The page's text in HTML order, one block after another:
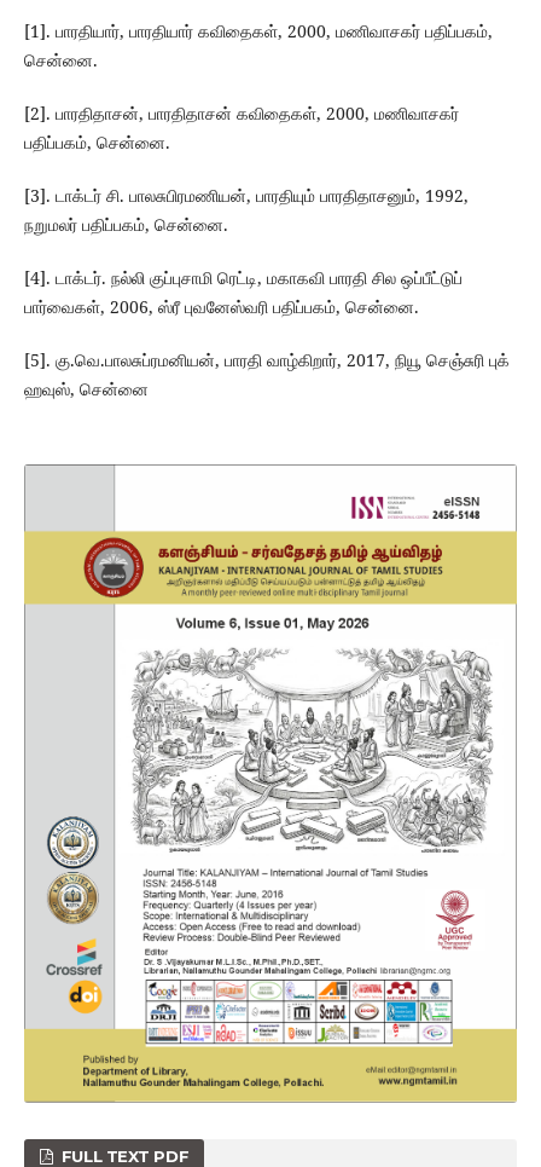
[1]. பாரதியார், பாரதியார் கவிதைகள், 2000, மணிவாசகர் பதிப்பகம்,
சென்னை.
[2]. பாரதிதாசன், பாரதிதாசன் கவிதைகள், 2000, மணிவாசகர்
பதிப்பகம், சென்னை.
[3]. டாக்டர் சி. பாலசுபிரமணியன், பாரதியும் பாரதிதாசனும், 1992,
நறுமலர் பதிப்பகம், சென்னை.
[4]. டாக்டர். நல்லி குப்புசாமி ரெட்டி, மகாகவி பாரதி சில ஒப்பீட்டுப்
பார்வைகள், 2006, ஸ்ரீ புவனேஸ்வரி பதிப்பகம், சென்னை.
[5]. கு.வெ.பாலசுப்ரமனியன், பாரதி வாழ்கிறார், 2017, நியூ செஞ்சுரி புக்
ஹவுஸ், சென்னை
FULL TEXT PDF